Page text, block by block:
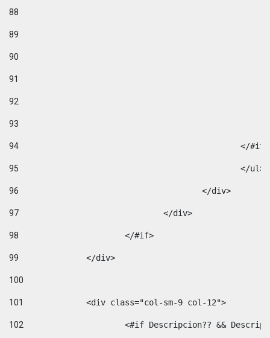
88
89
90
91
92
93
94
95
96
					</div>
97
				</div>
98
99
100
101
102
<#if Descripcion?? &&